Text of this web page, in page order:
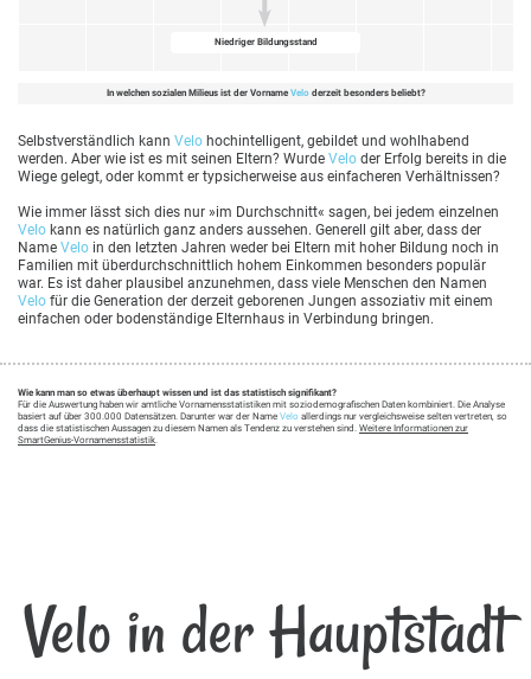
Niedriger Bildungsstand
In welchen sozialen Milieus ist der Vorname Veloderzeit besonders beliebt?
Selbstverständlich kann Velo hochintelligent, gebildet und wohlhabend
werden. Aber wie ist es mit seinen Eltern? Wurde Velo der Erfolg bereits in die
Wiege gelegt, oder kommt er typsicherweise aus einfacheren Verhältnissen?
Wie immer lässt sich dies nur »im Durchschnitt« sagen, bei jedem einzelnen
Velo kann es natürlich ganz anders aussehen. Generell gilt aber, dass der
Name Velo in den letzten Jahren weder bei Eltern mit hoher Bildung noch in
Familien mit überdurchschnittlich hohem Einkommen besonders populär
war. Es ist daher plausibel anzunehmen, dass viele Menschen den Namen
Velo für die Generation der derzeit geborenen Jungen assoziativ mit einem
einfachen oder bodenständige Elternhaus in Verbindung bringen.
Wie kann man so etwas überhaupt wissen und ist das statistisch signifikant?
Für die Auswertung haben wir amtliche Vornamensstatistiken mit soziodemografischen Daten kombiniert. Die Analyse
basiert auf über 300.000 Datensätzen. Darunter war der Name Velo allerdings nur vergleichsweise selten vertreten, so
dass die statistischen Aussagen zu diesem Namen als Tendenz zu verstehen sind. Weitere Informationen zur
SmartGenius-Vornamensstatistik.
Velo in der Hauptstadt